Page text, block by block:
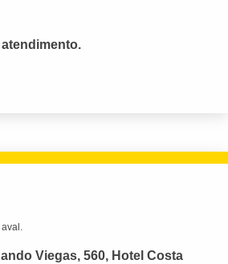
Viegas, 560, Hotel Costa